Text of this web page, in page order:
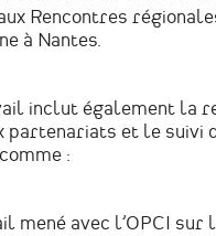
Rencontres
à Nantes.
inclut également la
partenariats et le suivi
:
mené avec l’OPCI sur